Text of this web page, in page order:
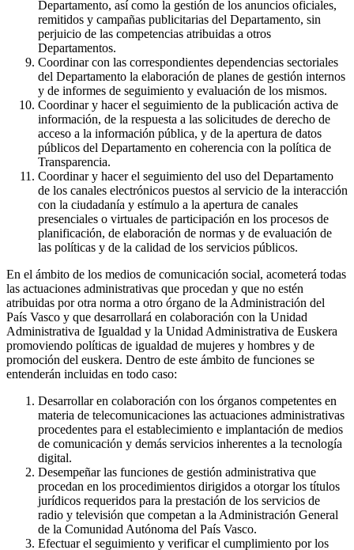
Departamento, así como la gestión de los anuncios oficiales,
remitidos y campañas publicitarias del Departamento, sin
perjuicio de las competencias atribuidas a otros
Departamentos.
Coordinar con las correspondientes dependencias sectoriales
del Departamento la elaboración de planes de gestión internos
y de informes de seguimiento y evaluación de los mismos.
Coordinar y hacer el seguimiento de la publicación activa de
información, de la respuesta a las solicitudes de derecho de
acceso a la información pública, y de la apertura de datos
públicos del Departamento en coherencia con la política de
Transparencia.
Coordinar y hacer el seguimiento del uso del Departamento
de los canales electrónicos puestos al servicio de la interacción
con la ciudadanía y estímulo a la apertura de canales
presenciales o virtuales de participación en los procesos de
planificación, de elaboración de normas y de evaluación de
las políticas y de la calidad de los servicios públicos.
En el ámbito de los medios de comunicación social, acometerá todas
las actuaciones administrativas que procedan y que no estén
atribuidas por otra norma a otro órgano de la Administración del
País Vasco y que desarrollará en colaboración con la Unidad
Administrativa de Igualdad y la Unidad Administrativa de Euskera
promoviendo políticas de igualdad de mujeres y hombres y de
promoción del euskera. Dentro de este ámbito de funciones se
entenderán incluidas en todo caso:
Desarrollar en colaboración con los órganos competentes en
materia de telecomunicaciones las actuaciones administrativas
procedentes para el establecimiento e implantación de medios
de comunicación y demás servicios inherentes a la tecnología
digital.
Desempeñar las funciones de gestión administrativa que
procedan en los procedimientos dirigidos a otorgar los títulos
jurídicos requeridos para la prestación de los servicios de
radio y televisión que competan a la Administración General
de la Comunidad Autónoma del País Vasco.
Efectuar el seguimiento y verificar el cumplimiento por los